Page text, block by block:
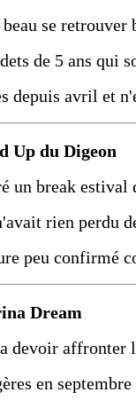
se retrouver
de 5 ans qui
depuis avril et
Up du Digeon
un break estival
rien perdu
peu confirmé
Dream
devoir affronter
en